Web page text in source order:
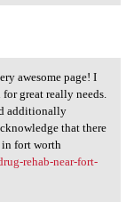
a
awesome page! I
great really needs.
additionally
that there
in fort worth
rehab-near-fort-